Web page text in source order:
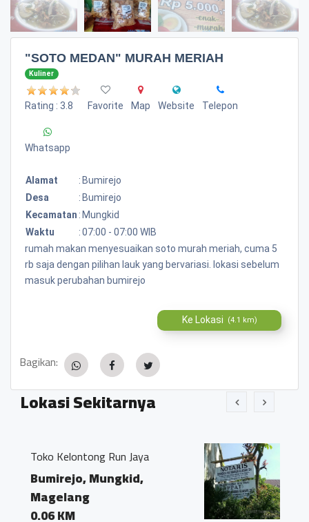
"SOTO MEDAN" MURAH MERIAH
Kuliner
Rating : 3.8 Favorite Map Website Telepon
Whatsapp
Alamat : Bumirejo
Desa
: Bumirejo
Kecamatan : Mungkid
Waktu
:07:00 - 07:00 WIB
rumah makan menyesuaikan soto murah meriah, cuma 5
rb saja dengan pilihan lauk yang bervariasi. lokasi sebelum
masuk perubahan bumirejo
Ke Lokasi (4.1 km)
Bagikan:
Lokasi Sekitarnya
Kantor Notaris dan PPAT
Ivo Marius, SH"
Bumirejo, Mungkid,
Magelang